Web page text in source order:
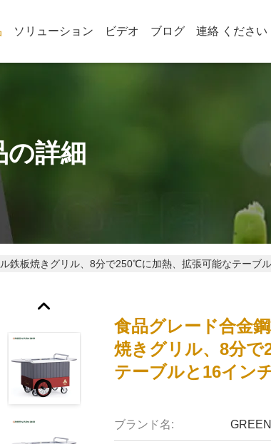
ソリューション ビデオ ブログ 連絡 ください
の詳細
鉄板焼きグリル、8分で250℃に加熱、拡張可能なテーブ
食品グレード合金
焼きグリル、8分
テーブルと16イン
ブランド名: